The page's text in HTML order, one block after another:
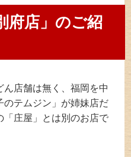
府店」のご紹
ん店舗は無く、福岡を中
のテムジン」が姉妹店だ
「庄屋」とは別のお店で